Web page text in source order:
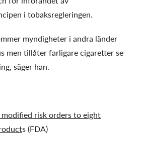
i tobaksregleringen.
myndigheter i andra länder
men tillåter farligare cigaretter se
säger han.
risk orders to eight
s (FDA)